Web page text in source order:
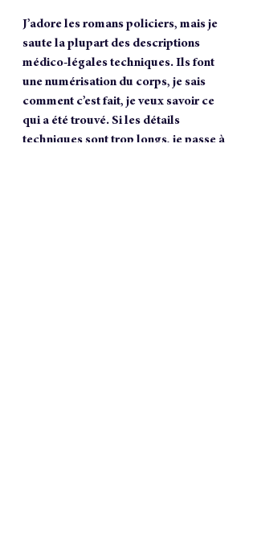
J’adore les romans policiers, mais je
saute la plupart des descriptions
médico-légales techniques. Ils font
une numérisation du corps, je sais
comment c’est fait, je veux savoir ce
qui a été trouvé. Si les détails
techniques sont trop longs, je passe à